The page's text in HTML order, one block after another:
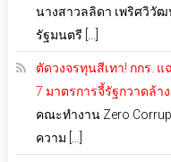
นางสาวลลิดา เพริศวิวั
รัฐมนตรี […]
ตัดวงจรทุนสีเทา! กกร.
7 มาตรการจี้รัฐกวาดล้า
คณะทำงาน Zero
ความ […]